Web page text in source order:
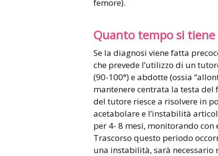
femore).
Quanto tempo si
Se la diagnosi viene fatta
che prevede l’utilizzo di un
(90-100°) e abdotte (ossia
mantenere centrata la testa del
del tutore riesce a risolvere in
acetabolare e l’instabilità
per 4- 8 mesi, monitorando
Trascorso questo periodo
una instabilità, sarà